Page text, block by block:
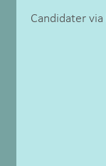
Candidater